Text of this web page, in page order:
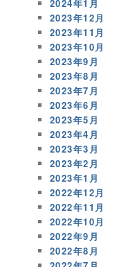
2024年1月
2023年12月
2023年11月
2023年10月
2023年9月
2023年8月
2023年7月
2023年6月
2023年5月
2023年4月
2023年3月
2023年2月
2023年1月
2022年12月
2022年11月
2022年10月
2022年9月
2022年8月